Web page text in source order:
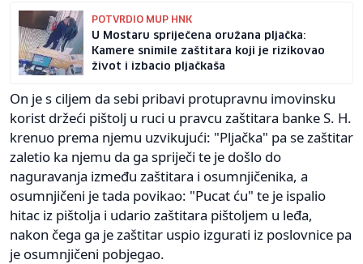
POTVRDIO MUP HNK
U Mostaru spriječena oružana pljačka:
Kamere snimile zaštitara koji je rizikovao
život i izbacio pljačkaša
On je s ciljem da sebi pribavi protupravnu imovinsku
korist držeći pištolj u ruci u pravcu zaštitara banke S. H.
krenuo prema njemu uzvikujući: "Pljačka" pa se zaštitar
zaletio ka njemu da ga spriječi te je došlo do
naguravanja između zaštitara i osumnjičenika, a
osumnjičeni je tada povikao: "Pucat ću" te je ispalio
hitac iz pištolja i udario zaštitara pištoljem u leđa,
nakon čega ga je zaštitar uspio izgurati iz poslovnice pa
je osumnjičeni pobjegao.